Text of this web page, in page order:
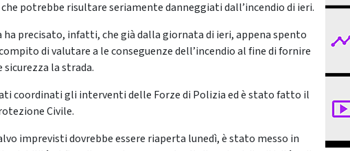
potrebbe risultare seriamente danneggiati dall’incendio di ieri.
precisato, infatti, che già dalla giornata di ieri, appena spento
di valutare a le conseguenze dell’incendio al fine di fornire
la strada.
coordinati gli interventi delle Forze di Polizia ed è stato fatto il
Civile.
imprevisti dovrebbe essere riaperta lunedì, è stato messo in